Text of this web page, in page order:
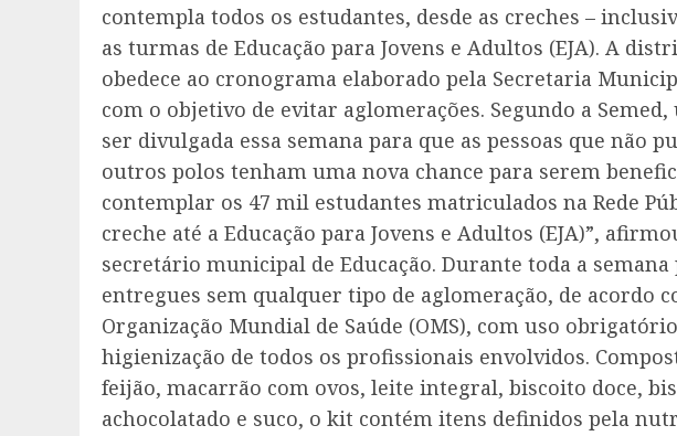
contempla todos os estudantes, desde as creches –
as turmas de Educação para Jovens e Adultos (EJA). A
obedece ao cronograma elaborado pela Secretaria
com o objetivo de evitar aglomerações. Segundo a
ser divulgada essa semana para que as pessoas que não
outros polos tenham uma nova chance para serem
contemplar os 47 mil estudantes matriculados na Rede
creche até a Educação para Jovens e Adultos (EJA)”,
secretário municipal de Educação. Durante toda a
entregues sem qualquer tipo de aglomeração, de acordo
Organização Mundial de Saúde (OMS), com uso
higienização de todos os profissionais envolvidos.
feijão, macarrão com ovos, leite integral, biscoito doce,
achocolatado e suco, o kit contém itens definidos pela